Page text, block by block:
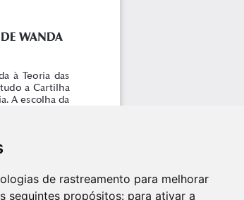
de rastreamento para melhorar
seguintes propósitos: para ativar a